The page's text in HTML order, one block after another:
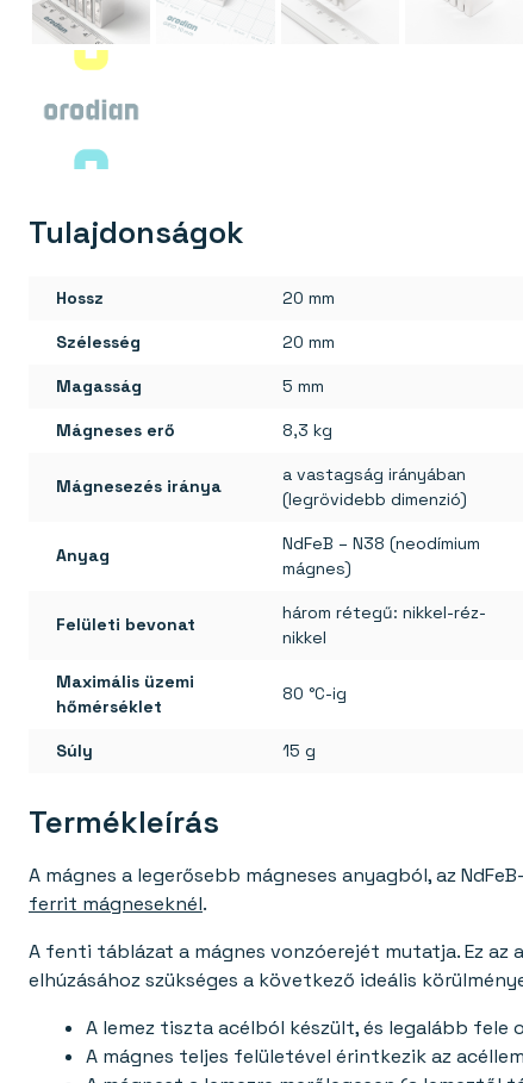
Tulajdonságok
Hossz 20 mm
Szélesség 20 mm
Magasság 5 mm
Mágneses erő 8,3 kg
Mágnesezés iránya
a vastagság irányában
(legrövidebb dimenzió)
Anyag
NdFeB – N38 (neodímium
mágnes)
Felületi bevonat
három rétegű: nikkel-réz-
nikkel
Maximális üzemi
hőmérséklet
80 °C-ig
Súly 15 g
Termékleírás
A mágnes a legerősebb mágneses anyagból, az
ferrit mágneseknél.
A fenti táblázat a mágnes vonzóerejét mutatja. Ez az
elhúzásához szükséges a következő ideális
A lemez tiszta acélból készült, és legalább fele
A mágnes teljes felületével érintkezik az